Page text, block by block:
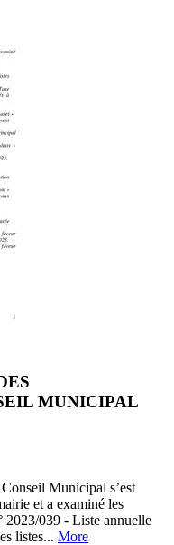
MUNICIPAL
Municipal s’est
et a examiné les
2023/039 - Liste annuelle
listes... More